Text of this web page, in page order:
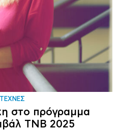
στο πρόγραμμα
TNB 2025